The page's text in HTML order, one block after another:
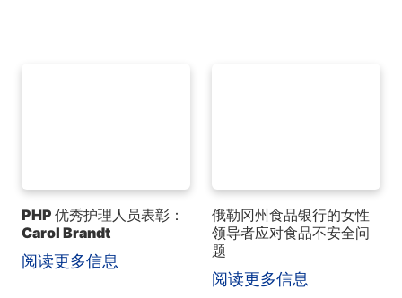
PHP 优秀护理人员表彰：
Carol Brandt
阅读更多信息
俄勒冈州食品银行的女性
领导者应对食品不安全问
题
阅读更多信息